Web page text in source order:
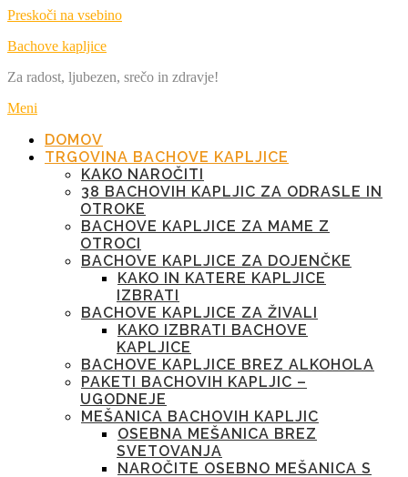
Preskoči na vsebino
Bachove kapljice
Za radost, ljubezen, srečo in zdravje!
Meni
DOMOV
TRGOVINA BACHOVE KAPLJICE
KAKO NAROČITI
38 BACHOVIH KAPLJIC ZA ODRASLE IN
OTROKE
BACHOVE KAPLJICE ZA MAME Z
OTROCI
BACHOVE KAPLJICE ZA DOJENČKE
KAKO IN KATERE KAPLJICE
IZBRATI
BACHOVE KAPLJICE ZA ŽIVALI
KAKO IZBRATI BACHOVE
KAPLJICE
BACHOVE KAPLJICE BREZ ALKOHOLA
PAKETI BACHOVIH KAPLJIC –
UGODNEJE
MEŠANICA BACHOVIH KAPLJIC
OSEBNA MEŠANICA BREZ
SVETOVANJA
NAROČITE OSEBNO MEŠANICA S